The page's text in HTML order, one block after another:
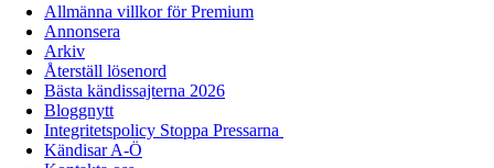
Allmänna villkor för Premium
Annonsera
Arkiv
Återställ lösenord
Bästa kändissajterna 2026
Bloggnytt
Integritetspolicy Stoppa Pressarna
Kändisar A-Ö